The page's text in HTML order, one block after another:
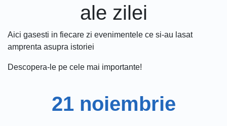
ale zilei
Aici gasesti in fiecare zi evenimentele ce si-au lasat
amprenta asupra istoriei
Descopera-le pe cele mai importante!
21 noiembrie